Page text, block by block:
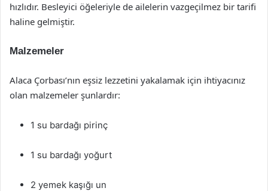
hızlıdır. Besleyici öğeleriyle de ailelerin vazgeçilmez bir tarifi
haline gelmiştir.
Malzemeler
Alaca Çorbası’nın eşsiz lezzetini yakalamak için ihtiyacınız
olan malzemeler şunlardır:
1 su bardağı pirinç
1 su bardağı yoğurt
2 yemek kaşığı un